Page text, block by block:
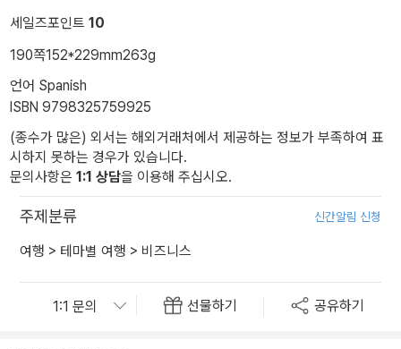
세일즈포인트 10
190쪽152*229mm263g
언어 Spanish
ISBN 9798325759925
(종수가 많은) 외서는 해외거래처에서 제공하는 정보가 부족하여 표
시하지 못하는 경우가 있습니다.
문의사항은 1:1 상담을 이용해 주십시오.
주제분류 신간알림 신청
여행 > 테마별 여행 > 비즈니스
선물하기 공유하기